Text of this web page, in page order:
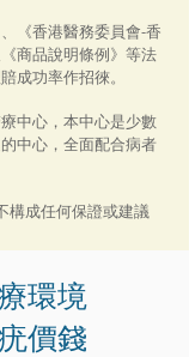
《香港醫務委員會-香
商品說明條例》等法
成功率作招徠。
中心，本中心是少數
中心，全面配合病者
構成任何保證或建議
環境
價錢